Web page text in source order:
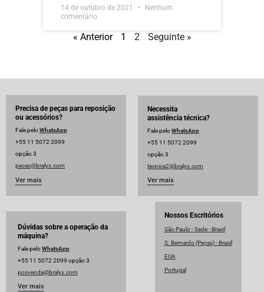
14 de outubro de 2021
Nenhum
comentário
« Anterior 1 2 Seguinte »
Precisa de peças para reposição
ou acessórios?
Fale peloWhatsApp
+55 11 5072 2099
opção 3
pecas@bralyx.com
Ver mais
Necessita
assistência técnica?
Fale peloWhatsApp
+55 11 5072 2099
opção 3
tecnica2@bralyx.com
Ver mais
Dúvidas sobre a operação da
máquina?
Fale peloWhatsApp
+55 11 5072 2099 opção 3
posvenda@bralyx.com
Ver mais
Nossos Escritórios
São Paulo - Sede - Brasil
S. Bernardo (Peças) - Brasil
EUA
Portugal